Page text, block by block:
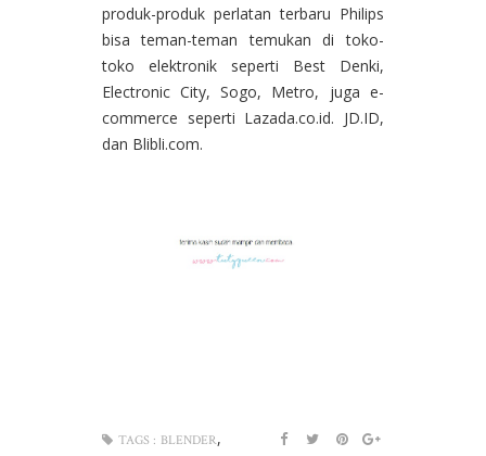
produk-produk perlatan terbaru Philips
bisa teman-teman temukan di toko-
toko elektronik seperti Best Denki,
Electronic City, Sogo, Metro, juga e-
commerce seperti Lazada.co.id. JD.ID,
dan Blibli.com.
TAGS : BLENDER,